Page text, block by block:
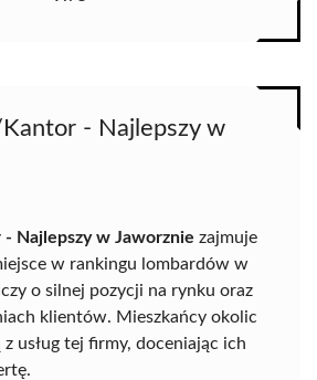
- Najlepszy w
Najlepszy w Jaworznie zajmuje
w rankingu lombardów w
o silnej pozycji na rynku oraz
klientów. Mieszkańcy okolic
usług tej firmy, doceniając ich